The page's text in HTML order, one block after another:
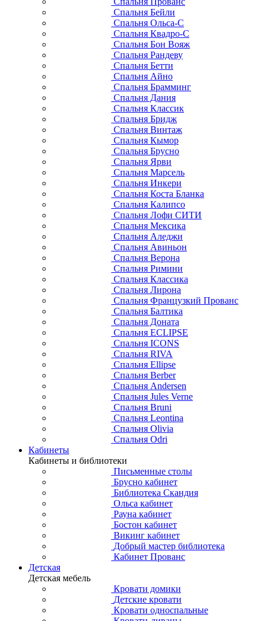
Спальня Бейли
Спальня Ольса-С
Спальня Квадро-С
Спальня Бон Вояж
Спальня Рандеву
Спальня Бетти
Спальня Айно
Спальня Брамминг
Спальня Дания
Спальня Классик
Спальня Бридж
Спальня Винтаж
Спальня Кымор
Спальня Брусно
Спальня Ярви
Спальня Марсель
Спальня Инкери
Спальня Коста Бланка
Спальня Калипсо
Спальня Лофи СИТИ
Спальня Мексика
Спальня Аледжи
Спальня Авиньон
Спальня Верона
Спальня Римини
Спальня Классика
Спальня Лирона
Спальня Французкий Прованс
Спальня Балтика
Спальня Доната
Спальня ECLIPSE
Спальня ICONS
Спальня RIVA
Спальня Ellipse
Спальня Berber
Спальня Andersen
Спальня Jules Verne
Спальня Bruni
Спальня Leontina
Спальня Olivia
Спальня Odri
Кабинеты
Кабинеты и библиотеки
Письменные столы
Брусно кабинет
Библиотека Скандия
Ольса кабинет
Рауна кабинет
Бостон кабинет
Викинг кабинет
Добрый мастер библиотека
Кабинет Прованс
Детская
Детская мебель
Кровати домики
Детские кровати
Кровати односпальные